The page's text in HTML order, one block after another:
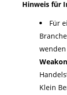
Hinweis für
Für
Klein